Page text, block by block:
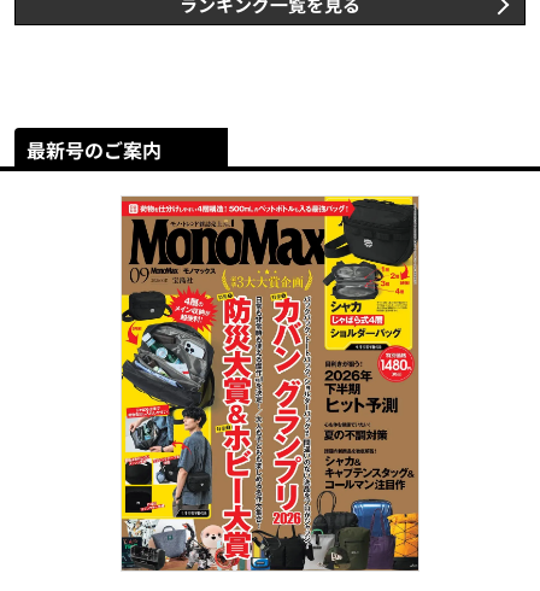
最新号のご案内